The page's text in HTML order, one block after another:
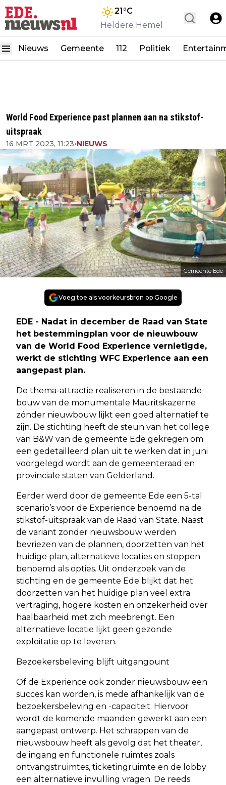
21°C
Heldere Hemel
Nieuws Gemeente 112 Politiek
World Food Experience past plannen aan na stikstof-
uitspraak
16 MRT 2023, 11:23•NIEUWS
Gemeente Ede
Voeg toe als voorkeursbron op Google
EDE - Nadat in december de Raad van State
het bestemmingplan voor de nieuwbouw
van de World Food Experience vernietigde,
werkt de stichting WFC Experience aan een
aangepast plan.
De thema-attractie realiseren in de bestaande
bouw van de monumentale Mauritskazerne
zónder nieuwbouw lijkt een goed alternatief te
zijn. De stichting heeft de steun van het college
van B&W van de gemeente Ede gekregen om
een gedetailleerd plan uit te werken dat in juni
voorgelegd wordt aan de gemeenteraad en
provinciale staten van Gelderland.
Eerder werd door de gemeente Ede een 5-tal
scenario’s voor de Experience benoemd na de
stikstof-uitspraak van de Raad van State. Naast
de variant zonder nieuwsbouw werden
bevriezen van de plannen, doorzetten van het
huidige plan, alternatieve locaties en stoppen
benoemd als opties. Uit onderzoek van de
stichting en de gemeente Ede blijkt dat het
doorzetten van het huidige plan veel extra
vertraging, hogere kosten en onzekerheid over
haalbaarheid met zich meebrengt. Een
alternatieve locatie lijkt geen gezonde
exploitatie op te leveren.
Bezoekersbeleving blijft uitgangpunt
Of de Experience ook zonder nieuwsbouw een
succes kan worden, is mede afhankelijk van de
bezoekersbeleving en -capaciteit. Hiervoor
wordt de komende maanden gewerkt aan een
aangepast ontwerp. Het schrappen van de
nieuwsbouw heeft als gevolg dat het theater,
de ingang en functionele ruimtes zoals
ontvangstruimtes, ticketingruimte en de lobby
een alternatieve invulling vragen. De reeds